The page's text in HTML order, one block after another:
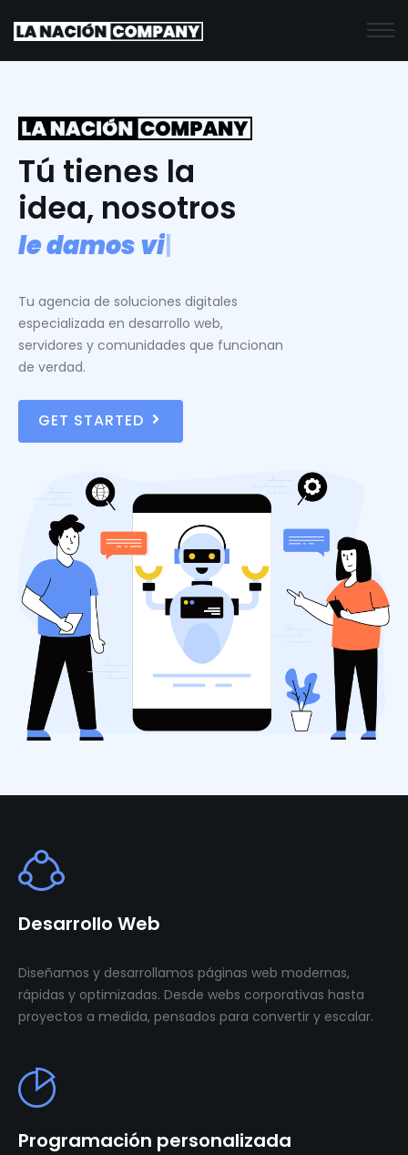
Tú tienes la
idea, nosotros
ledamosvid
Tu agencia de soluciones digitales
especializada en desarrollo web,
servidores y comunidades que funcionan
de verdad.
GET STARTED
Desarrollo Web
Diseñamos y desarrollamos páginas web modernas,
rápidas y optimizadas. Desde webs corporativas hasta
proyectos a medida, pensados para convertir y escalar.
Programación personalizada